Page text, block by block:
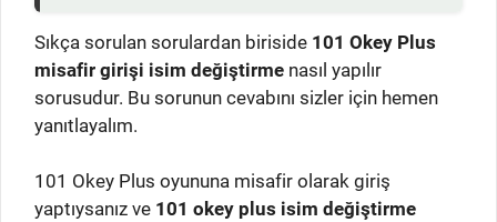
Sıkça sorulan sorulardan biriside 101 Okey Plus
misafir girişi isim değiştirme nasıl yapılır
sorusudur. Bu sorunun cevabını sizler için hemen
yanıtlayalım.
101 Okey Plus oyununa misafir olarak giriş
yaptıysanız ve 101 okey plus isim değiştirme